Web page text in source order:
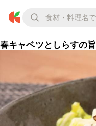
春キャベツとしらすの